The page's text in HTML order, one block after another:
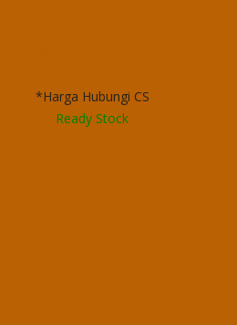
*Harga Hubungi CS
Ready Stock